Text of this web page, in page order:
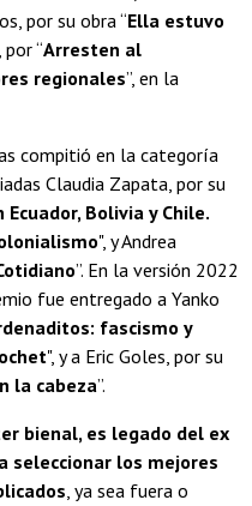
por su obra “Ella estuvo
por “Arresten al
regionales”, en la
compitió en la categoría
Claudia Zapata, por su
Bolivia y Chile.
", y Andrea
”. En la versión 2022
fue entregado a Yanko
fascismo y
", y a Eric Goles, por su
la cabeza”.
bienal, es legado del ex
seleccionar los mejores
, ya sea fuera o